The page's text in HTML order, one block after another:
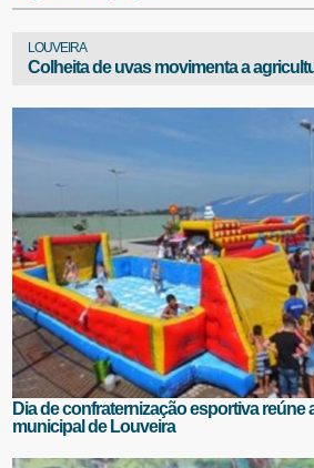
LOUVEIRA
Colheita de uvas movimenta a
Dia de confraternização esportiva reúne
municipal de Louveira